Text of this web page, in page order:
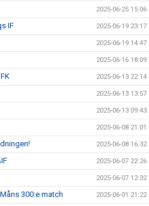
2025-06-25 15:06
IF 2025-06-19 23:17
2025-06-19 14:47
2025-06-16 18:09
2025-06-13 22:14
2025-06-13 13:57
2025-06-13 09:43
2025-06-08 21:01
2025-06-08 16:32
2025-06-07 22:26
2025-06-07 12:32
300:e match 2025-06-01 21:22